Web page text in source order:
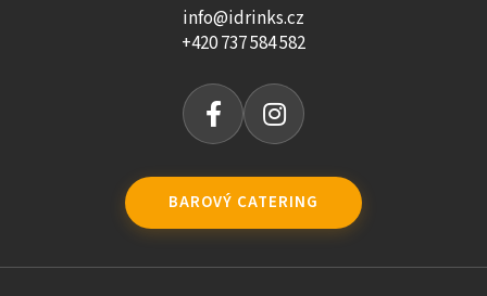
info@idrinks.cz
+420 737 584 582
BAROVÝ CATERING